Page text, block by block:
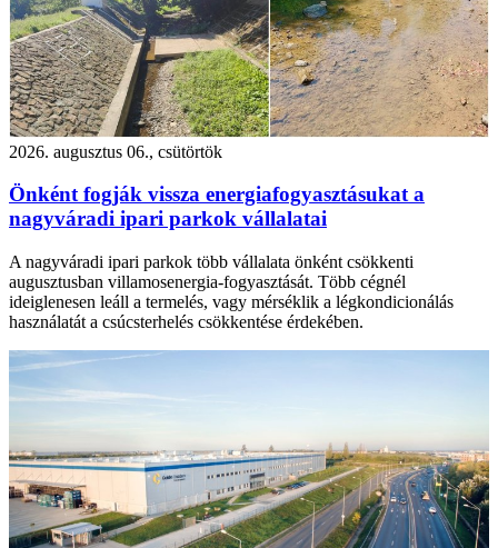
2026. augusztus 06., csütörtök
Önként fogják vissza energiafogyasztásukat a
nagyváradi ipari parkok vállalatai
A nagyváradi ipari parkok több vállalata önként csökkenti
augusztusban villamosenergia-fogyasztását. Több cégnél
ideiglenesen leáll a termelés, vagy mérséklik a légkondicionálás
használatát a csúcsterhelés csökkentése érdekében.